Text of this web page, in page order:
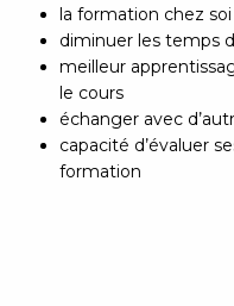
la formation chez
diminuer les temps
meilleur
le cours
échanger avec
capacité d’évaluer
formation